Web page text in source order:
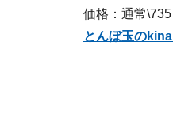
価格：通常
とんぼ玉の